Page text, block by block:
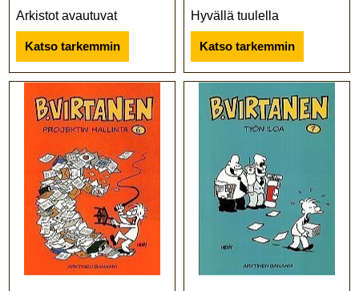
Arkistot avautuvat
Katso tarkemmin
Hyvällä tuulella
Katso tarkemmin